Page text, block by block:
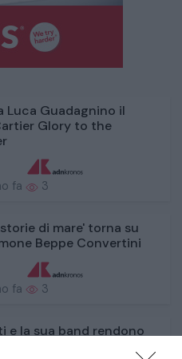
Luca Guadagnino il
Glory to the
fa 3
di mare' torna su
Beppe Convertini
fa 3
e la sua band rendono